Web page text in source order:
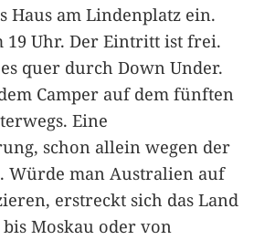
Haus am Lindenplatz ein.
19 Uhr. Der Eintritt ist frei.
quer durch Down Under.
Camper auf dem fünften
Eine
schon allein wegen der
Würde man Australien auf
erstreckt sich das Land
Moskau oder von